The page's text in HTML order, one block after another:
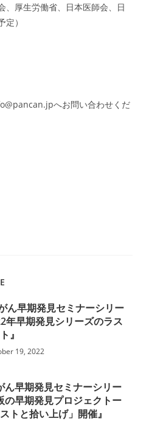
、厚生労働省、日本医師会、日
）
へお問い合わせくだ
ん早期発見セミナーシリー
早期発見シリーズのラス
ト』
19, 2022
ん早期発見セミナーシリー
早期発見プロジェクトー
トと拾い上げ」開催』